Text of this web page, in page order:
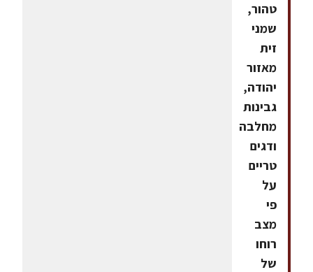
טהור,
שמני
זית
מאזור
יהודה,
גבינות
מחלבה
ודגים
טריים
על
פי
מצב
רוחו
של